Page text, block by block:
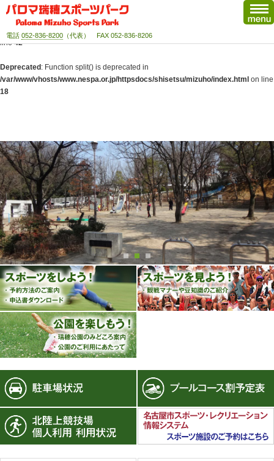
Deprecated
: Function split() is deprecated in
/var/www/vhosts/www.nespa.or.jp/httpsdocs/shisetsu/system/include.php
line42
Deprecated : Function split() is deprecated in
/var/www/vhosts/www.nespa.or.jp/httpsdocs/shisetsu/mizuho/index.html on line
18
電話 052-836-8200 （代表） FAX 052-836-8206